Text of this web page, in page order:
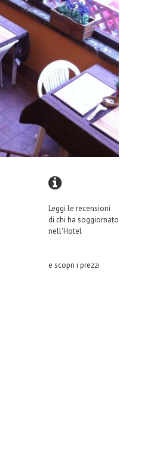
Leggi le recensioni
di chi ha soggiornato
nell'Hotel
e scopri i prezzi